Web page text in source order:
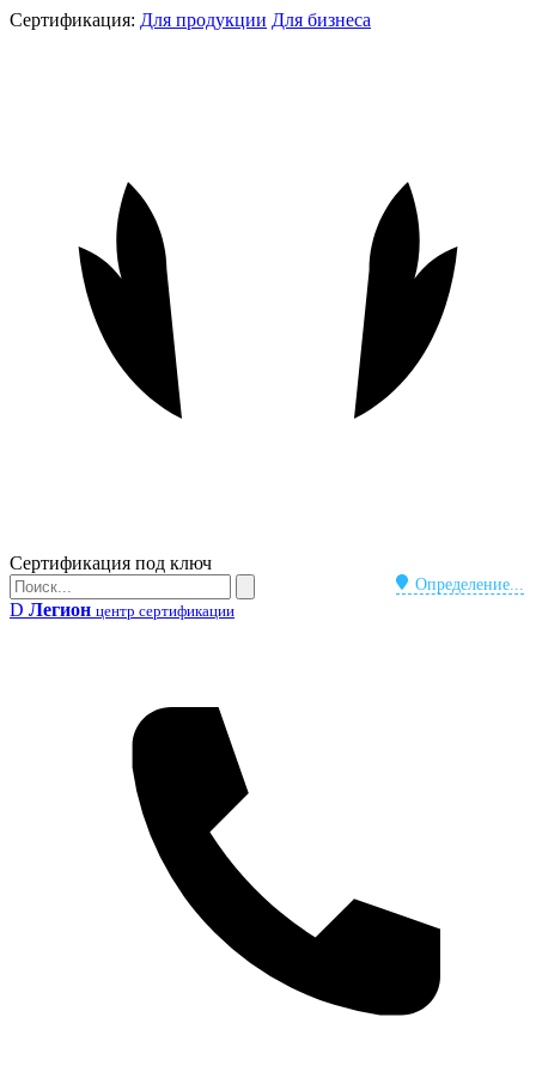
Сертификация: Для продукции Для бизнеса
Бейдж
Сертификация под ключ
Определение...
Поиск
Поиск
D Легион центр сертификации